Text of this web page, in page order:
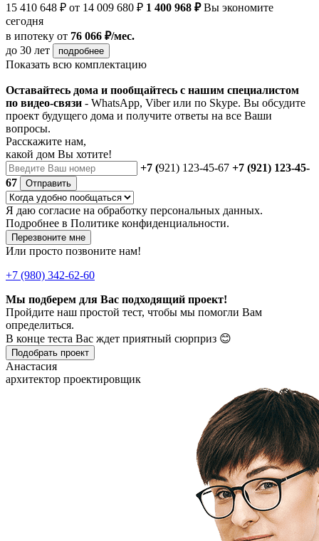
15 410 648 ₽ от 14 009 680 ₽ 1 400 968 ₽Вы экономите
сегодня
в ипотеку от 76 066 ₽/мес.
до 30 лет
подробнее
Показать всю комплектацию
Оставайтесь дома и пообщайтесь с нашим специалистом
по видео-связи - WhatsApp, Viber или по Skype. Вы обсудите
проект будущего дома и получите ответы на все Ваши
вопросы.
Расскажите нам,
какой дом Вы хотите!
+7 (921) 123-45-67 +7 (921) 123-45-
67
Отправить
Я даю согласие на обработку персональных данных.
Подробнее в Политике конфиденциальности.
Перезвоните мне
Или просто позвоните нам!
+7 (980) 342-62-60
Мы подберем для Вас подходящий проект!
Пройдите наш простой тест, чтобы мы помогли Вам
определиться.
В конце теста Вас ждет приятный сюрприз 😊
Подобрать проект
Анастасия
архитектор проектировщик